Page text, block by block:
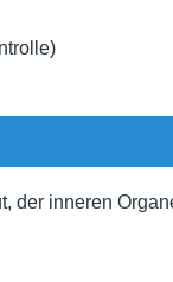
der inneren